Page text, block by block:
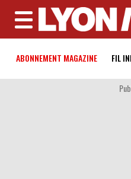
MENU
ABONNEMENT MAGAZINE FIL